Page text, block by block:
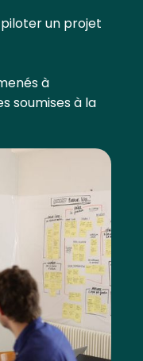
un projet
à
soumises à la